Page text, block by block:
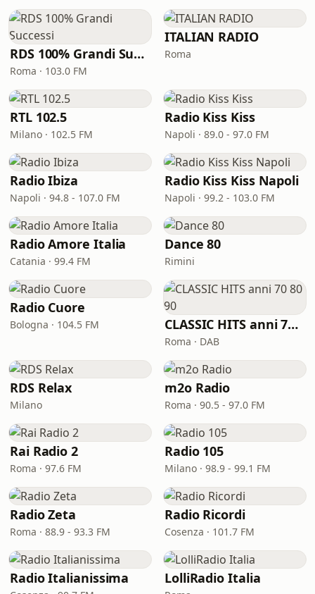
RDS 100% Grandi Successi
Roma · 103.0 FM
ITALIAN RADIO
Roma
RTL 102.5
Milano · 102.5 FM
Radio Kiss Kiss
Napoli · 89.0 - 97.0 FM
Radio Ibiza
Napoli · 94.8 - 107.0 FM
Radio Kiss Kiss Napoli
Napoli · 99.2 - 103.0 FM
Radio Amore Italia
Catania · 99.4 FM
Dance 80
Rimini
Radio Cuore
Bologna · 104.5 FM CLASSIC HITS anni 70 80 90
Roma · DAB
RDS Relax
Milano
m2o Radio
Roma · 90.5 - 97.0 FM
Rai Radio 2
Roma · 97.6 FM
Radio 105
Milano · 98.9 - 99.1 FM
Radio Zeta
Roma · 88.9 - 93.3 FM
Radio Ricordi
Cosenza · 101.7 FM
Radio Italianissima LolliRadio Italia